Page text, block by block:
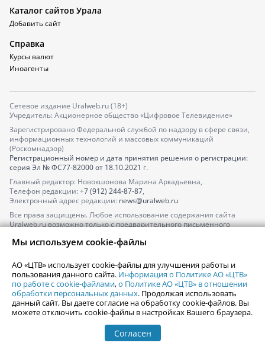
Каталог сайтов Урала
Добавить сайт
Справка
Курсы валют
Иноагенты
Сетевое издание Uralweb.ru (18+)
Учредитель: Акционерное общество «Цифровое Телевидение»
Зарегистрировано Федеральной службой по надзору в сфере связи,
информационных технологий и массовых коммуникаций
(Роскомнадзор)
Регистрационный номер и дата принятия решения о регистрации:
серия Эл № ФС77-82000от 18.10.2021 г.
Главный редактор: Новокшонова Марина Аркадьевна,
Телефон редакции: +7 (912) 244-87-87,
Электронный адрес редакции: news@uralweb.ru
Все права защищены. Любое использование содержания сайта
Uralweb.ru возможно только с предварительного письменного
По вопросам размещения рекламы обращайтесь по тел.
По вопросам размещения информации в разделе «Афиша»
afisha@uralweb.ru
Пользовательское соглашение на использование сайта
Политика АО «ЦТВ» в отношении обработки персональных данных
Мы используем cookie-файлы
АО «ЦТВ» использует cookie-файлы для улучшения работы и
пользования данного сайта. Информация о Политике АО «ЦТВ»
по работе с cookie-файлами,о Политике АО «ЦТВ» в отношении
обработки персональных данных. Продолжая использовать
данный сайт, Вы даете согласие на обработку cookie-файлов. Вы
можете отключить cookie-файлы в настройках Вашего браузера.
Согласен